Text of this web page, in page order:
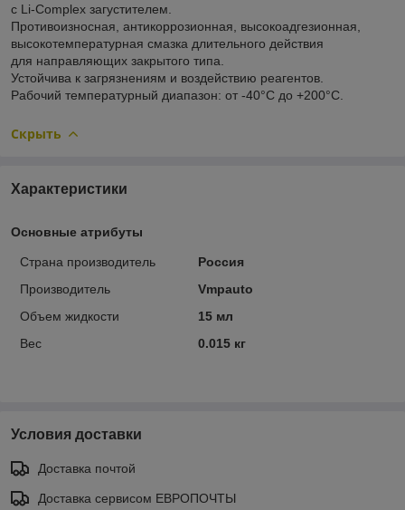
с Li-Complex загустителем.
Противоизносная, антикоррозионная, высокоадгезионная,
высокотемпературная смазка длительного действия
для направляющих закрытого типа.
Устойчива к загрязнениям и воздействию реагентов.
Рабочий температурный диапазон: от -40°С до +200°С.
Скрыть
Характеристики
Основные атрибуты
Страна производитель
Россия
Производитель
Vmpauto
Объем жидкости
15 мл
Вес
0.015 кг
Условия доставки
Доставка почтой
Доставка сервисом ЕВРОПОЧТЫ